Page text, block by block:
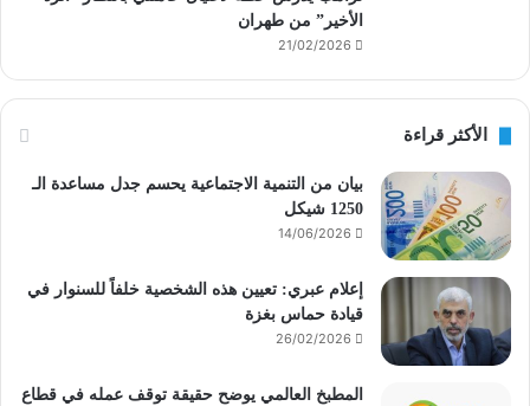
الأخير” من طهران
21/02/2026
الأكثر قراءة
بيان من التنمية الاجتماعية يحسم جدل مساعدة الـ
1250 شيكل
14/06/2026
إعلام عبري: تعيين هذه الشخصية خلفاً للسنوار في
قيادة حماس بغزة
26/02/2026
المطبخ العالمي يوضح حقيقة توقف عمله في قطاع